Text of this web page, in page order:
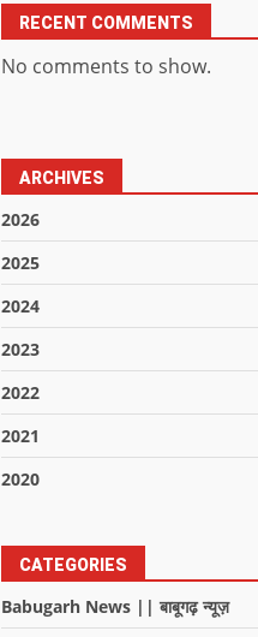
RECENT COMMENTS
No comments to show.
ARCHIVES
2026
2025
2024
2023
2022
2021
2020
CATEGORIES
Babugarh News || बाबूगढ़ न्यूज़